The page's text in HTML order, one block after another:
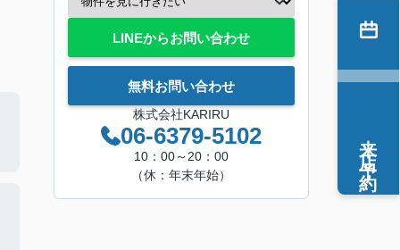
LINEからお問い合わせ
無料お問い合わせ
株式会社KARIRU
06-6379-5102
10：00～20：00
（休：年末年始）
来店予約